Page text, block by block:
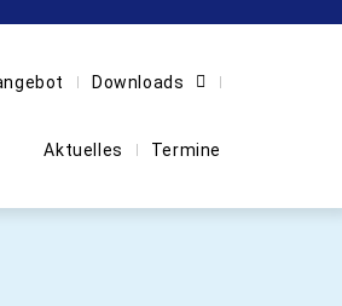
Downloads
Aktuelles Termine